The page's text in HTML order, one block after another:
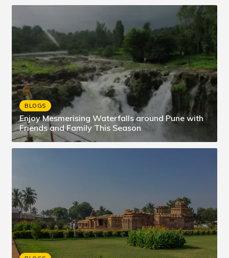
BLOGS
Enjoy Mesmerising Waterfalls around Pune with
Friends and Family This Season